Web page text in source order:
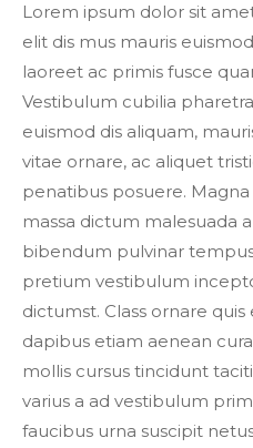
Lorem ipsum dolor sit
elit dis mus mauris
laoreet ac primis fusce
Vestibulum cubilia
euismod dis aliquam,
vitae ornare, ac aliquet
penatibus posuere.
massa dictum malesuada
bibendum pulvinar
pretium vestibulum
dictumst. Class ornare quis
dapibus etiam aenean
mollis cursus tincidunt
varius a ad vestibulum
faucibus urna suscipit